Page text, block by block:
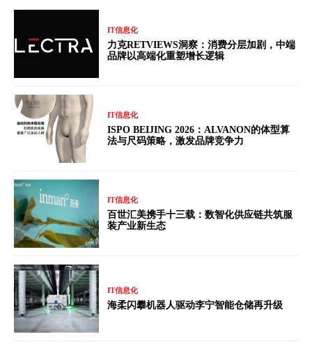
IT信息化
力克RETVIEWS洞察：消费分层加剧，中端
品牌以高端化重塑增长逻辑
IT信息化
ISPO BEIJING 2026：ALVANON的体型算
法与尺码策略，激发品牌竞争力
IT信息化
百世汇美携手十三载：数智化供应链共筑服
装产业新生态
IT信息化
海柔闪攀机器人驱动李宁智能仓储再升级